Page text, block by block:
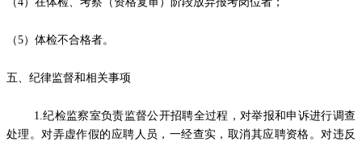
（5）体检不合格者。
五、纪律监督和相关事项
1.纪检监察室负责监督公开招聘全过程，对举报和申诉进行调查
处理。对弄虚作假的应聘人员，一经查实，取消其应聘资格。对违反